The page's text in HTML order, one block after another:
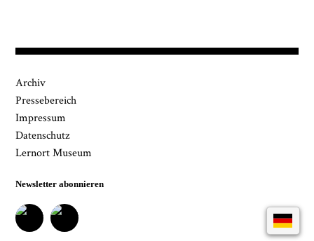
Archiv
Pressebereich
Impressum
Datenschutz
Lernort Museum
Newsletter abonnieren